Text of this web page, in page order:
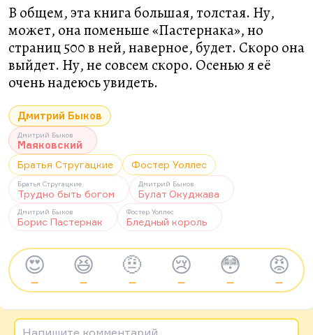
В общем, эта книга большая, толстая. Ну,
может, она поменьше «Пастернака», но
страниц 500 в ней, наверное, будет. Скоро она
выйдет. Ну, не совсем скоро. Осенью я её
очень надеюсь увидеть.
Дмитрий Быков
Дмитрий Быков
Маяковский
Братья Стругацкие
Фостер Уоллес
Братья Стругацкие
Трудно быть богом
Дмитрий Быков
Булат Окуджава
Дмитрий Быков
Борис Пастернак
Фостер Уоллес
Бледный король
😍
—
😆
—
🤨
—
😢
—
😳
—
😡
—
Напишите комментарий